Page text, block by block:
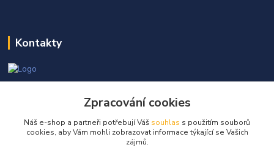
Kontakty
+420 605 298 968
info@globalelektro.cz
Zpracování cookies
Náš e-shop a partneři potřebují Váš souhlas s použitím souborů
cookies, aby Vám mohli zobrazovat informace týkající se Vašich
zájmů.